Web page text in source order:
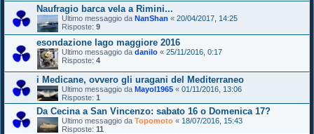
Naufragio barca vela a Rimini...
Ultimo messaggio da NanShan « 20/04/2017, 14:25
Risposte: 9
esondazione lago maggiore 2016
Ultimo messaggio da danilo « 25/11/2016, 0:17
Risposte: 4
i Medicane, ovvero gli uragani del Mediterraneo
Ultimo messaggio da Mayol1965 « 01/11/2016, 13:06
Risposte: 1
Da Cecina a San Vincenzo: sabato 16 o Domenica 17?
Ultimo messaggio da Topomoto « 18/07/2016, 15:43
Risposte: 11